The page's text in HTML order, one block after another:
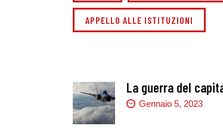
APPELLO ALLE ISTITUZIONI
La guerra del
Gennaio 5, 2023